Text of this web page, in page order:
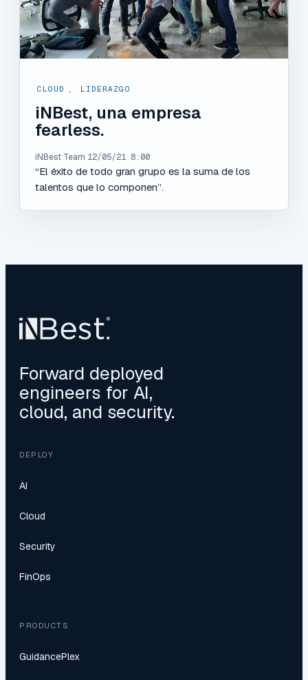
CLOUD LIDERAZGO
iNBest, una empresa
fearless.
iNBest Team 12/05/21 8:00
“El éxito de todo gran grupo es la suma de los
talentos que lo componen”.
Forward deployed
engineers for AI,
cloud, and security.
DEPLOY
AI
Cloud
Security
FinOps
PRODUCTS
GuidancePlex